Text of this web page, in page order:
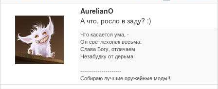
AurelianO
А что, росло в заду? :)
Что касается ума, -
Он светлехонек весьма:
Слава Богу, отличаем
Незабудку от дерьма!
---------------------
Собираю лучшие оружейные моды!!!